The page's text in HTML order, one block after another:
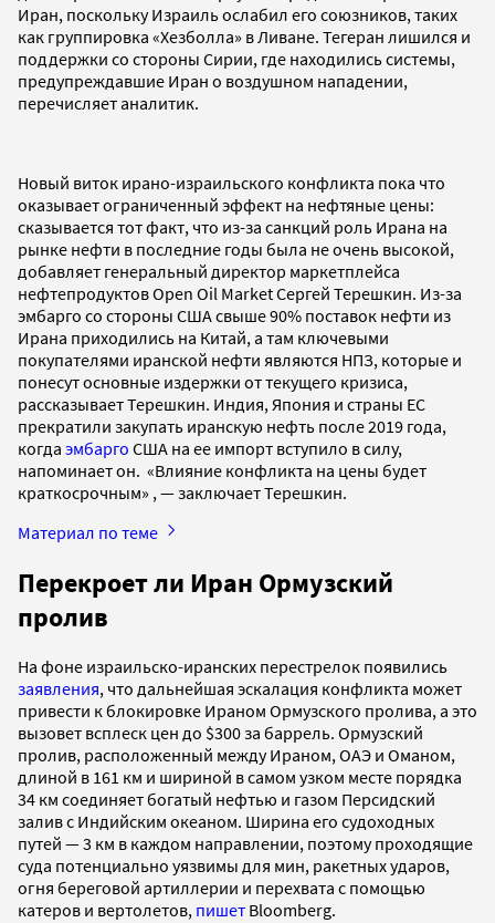
Иран, поскольку Израиль ослабил его союзников, таких
как группировка «Хезболла» в Ливане. Тегеран лишился и
поддержки со стороны Сирии, где находились системы,
предупреждавшие Иран о воздушном нападении,
перечисляет аналитик.
Новый виток ирано-израильского конфликта пока что
оказывает ограниченный эффект на нефтяные цены:
сказывается тот факт, что из-за санкций роль Ирана на
рынке нефти в последние годы была не очень высокой,
добавляет генеральный директор маркетплейса
нефтепродуктов Open Oil Market Сергей Терешкин. Из-за
эмбарго со стороны США свыше 90% поставок нефти из
Ирана приходились на Китай, а там ключевыми
покупателями иранской нефти являются НПЗ, которые и
понесут основные издержки от текущего кризиса,
рассказывает Терешкин. Индия, Япония и страны ЕС
прекратили закупать иранскую нефть после 2019 года,
когда эмбарго США на ее импорт вступило в силу,
напоминает он. «Влияние конфликта на цены будет
краткосрочным» , — заключает Терешкин.
Материал по теме
Перекроет ли Иран Ормузский
пролив
На фоне израильско-иранских перестрелок появились
заявления, что дальнейшая эскалация конфликта может
привести к блокировке Ираном Ормузского пролива, а это
вызовет всплеск цен до $300 за баррель. Ормузский
пролив, расположенный между Ираном, ОАЭ и Оманом,
длиной в 161 км и шириной в самом узком месте порядка
34 км соединяет богатый нефтью и газом Персидский
залив с Индийским океаном. Ширина его судоходных
путей — 3 км в каждом направлении, поэтому проходящие
суда потенциально уязвимы для мин, ракетных ударов,
огня береговой артиллерии и перехвата с помощью
катеров и вертолетов, пишет Bloomberg.